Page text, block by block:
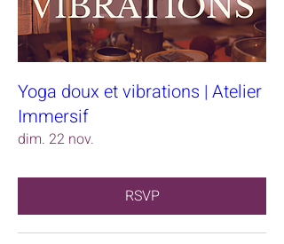
Yoga doux et vibrations | Atelier
Immersif
dim. 22 nov.
RSVP